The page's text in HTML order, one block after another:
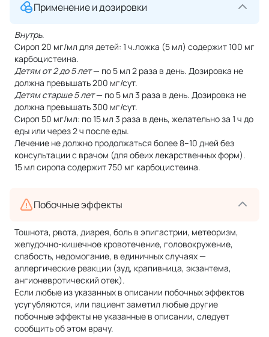
Применение и дозировки
Внутрь.
Сироп 20 мг/мл для детей: 1 ч.ложка (5 мл) содержит 100 мг
карбоцистеина.
Детям от 2 до 5 лет— по 5 мл 2 раза в день. Дозировка не
должна превышать 200 мг/сут.
Детям старше 5 лет— по 5 мл 3 раза в день. Дозировка не
должна превышать 300 мг/сут.
Сироп 50 мг/мл: по 15 мл 3 раза в день, желательно за 1 ч до
еды или через 2 ч после еды.
Лечение не должно продолжаться более 8–10 дней без
консультации с врачом (для обеих лекарственных форм).
15 мл сиропа содержит 750 мг карбоцистеина.
Побочные эффекты
Тошнота, рвота, диарея, боль в эпигастрии, метеоризм,
желудочно-кишечное кровотечение, головокружение,
слабость, недомогание, в единичных случаях —
аллергические реакции (зуд, крапивница, экзантема,
ангионевротический отек).
Если любые из указанных в описании побочных эффектов
усугубляются, или пациент заметил любые другие
побочные эффекты не указанные в описании, следует
сообщить об этом врачу.